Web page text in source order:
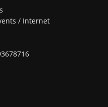
/ Internet